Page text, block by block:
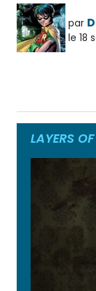
par
le 18
LAYERS